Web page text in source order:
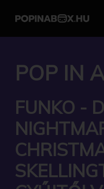
POP IN
FUNKO -